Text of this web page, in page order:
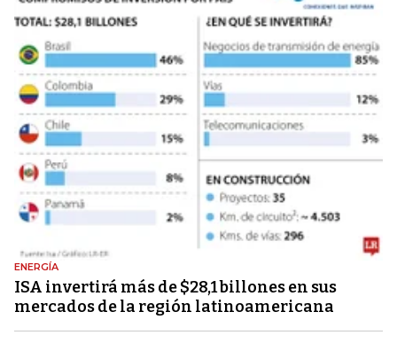
ENERGÍA
ISA invertirá más de $28,1 billones en sus
mercados de la región latinoamericana